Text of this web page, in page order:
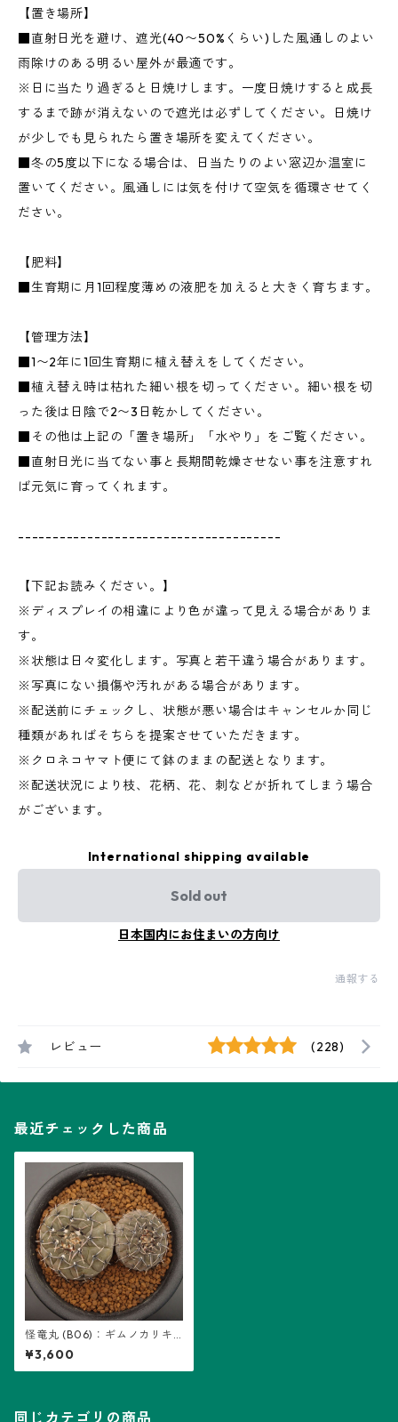
【置き場所】
■直射日光を避け、遮光(40〜50%くらい)した風通しのよい
雨除けのある明るい屋外が最適です。
※日に当たり過ぎると日焼けします。一度日焼けすると成長
するまで跡が消えないので遮光は必ずしてください。日焼け
が少しでも見られたら置き場所を変えてください。
■冬の5度以下になる場合は、日当たりのよい窓辺か温室に
置いてください。風通しには気を付けて空気を循環させてく
ださい。
【肥料】
■生育期に月1回程度薄めの液肥を加えると大きく育ちます。
【管理方法】
■1〜2年に1回生育期に植え替えをしてください。
■植え替え時は枯れた細い根を切ってください。細い根を切
った後は日陰で2〜3日乾かしてください。
■その他は上記の「置き場所」「水やり」をご覧ください。
■直射日光に当てない事と長期間乾燥させない事を注意すれ
ば元気に育ってくれます。
--------------------------------------
【下記お読みください。】
※ディスプレイの相違により色が違って見える場合がありま
す。
※状態は日々変化します。写真と若干違う場合があります。
※写真にない損傷や汚れがある場合があります。
※配送前にチェックし、状態が悪い場合はキャンセルか同じ
種類があればそちらを提案させていただきます。
※クロネコヤマト便にて鉢のままの配送となります。
※配送状況により枝、花柄、花、刺などが折れてしまう場合
がございます。
International shipping available
Sold out
日本国内にお住まいの方向け
通報する
レビュー (228)
最近チェックした商品
怪竜丸 (B06)：ギムノカリキ
ウム属 ※実生、2株
¥3,600
同じカテゴリの商品